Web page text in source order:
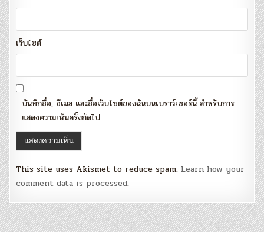
เว็บไซต์
บันทึกชื่อ, อีเมล และชื่อเว็บไซต์ของฉันบนเบราว์เซอร์นี้ สำหรับการ
แสดงความเห็นครั้งถัดไป
This site uses Akismet to reduce spam. Learn how your
comment data is processed.